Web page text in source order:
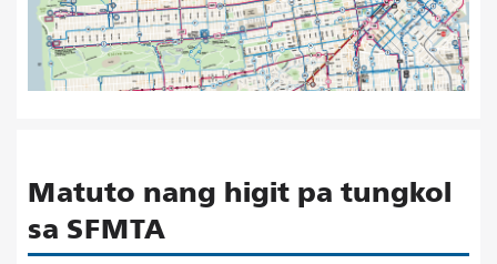
Matuto nang higit pa tungkol
sa SFMTA